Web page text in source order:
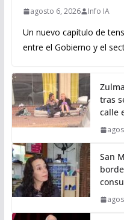
agosto 6, 2026 Info IA
Un nuevo capítulo de
entre el Gobierno y el
tras
calle
San